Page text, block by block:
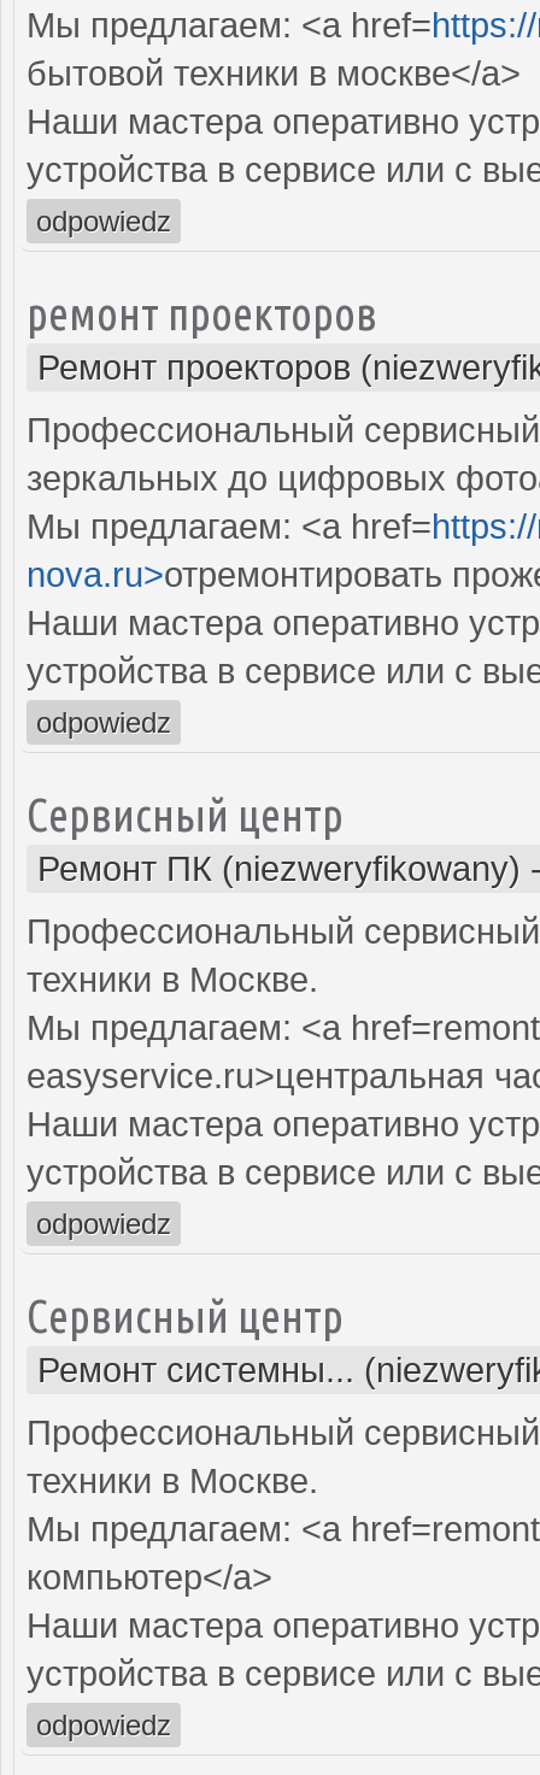
Мы предлагаем: <a href=
бытовой техники в москве</a>
Наши мастера оперативно
устройства в сервисе или с
odpowiedz
ремонт проекторов
Ремонт проекторов
Профессиональный
зеркальных до цифровых
Мы предлагаем: <a href=
nova.ru>отремонтировать
Наши мастера оперативно
устройства в сервисе или с
odpowiedz
Сервисный центр
Ремонт ПК (niezweryfikowany)
Профессиональный
техники в Москве.
Мы предлагаем: <a
easyservice.ru>центральная
Наши мастера оперативно
устройства в сервисе или с
odpowiedz
Сервисный центр
Ремонт системны...
Профессиональный
техники в Москве.
Мы предлагаем: <a
компьютер</a>
Наши мастера оперативно
устройства в сервисе или с
odpowiedz